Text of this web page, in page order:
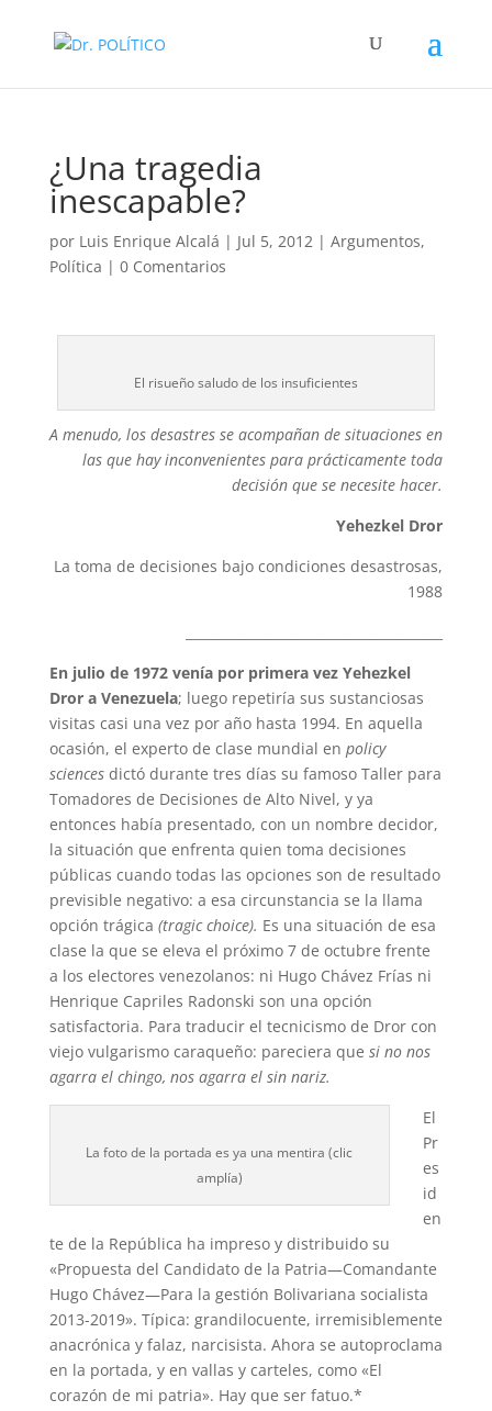
¿Una tragedia
inescapable?
por Luis Enrique Alcalá | Jul 5, 2012| Argumentos,
Política | 0 Comentarios
El risueño saludo de los insuficientes
A menudo, los desastres se acompañan de situaciones en
las que hay inconvenientes para prácticamente toda
decisión que se necesite hacer.
Yehezkel Dror
La toma de decisiones bajo condiciones desastrosas,
1988
En julio de 1972 venía por primera vez Yehezkel
Dror a Venezuela; luego repetiría sus sustanciosas
visitas casi una vez por año hasta 1994. En aquella
ocasión, el experto de clase mundial en policy
sciences dictó durante tres días su famoso Taller para
Tomadores de Decisiones de Alto Nivel, y ya
entonces había presentado, con un nombre decidor,
la situación que enfrenta quien toma decisiones
públicas cuando todas las opciones son de resultado
previsible negativo: a esa circunstancia se la llama
opción trágica (tragic choice). Es una situación de esa
clase la que se eleva el próximo 7 de octubre frente
a los electores venezolanos: ni Hugo Chávez Frías ni
Henrique Capriles Radonski son una opción
satisfactoria. Para traducir el tecnicismo de Dror con
viejo vulgarismo caraqueño: pareciera que si no nos
agarra el chingo, nos agarra el sin nariz.
La foto de la portada es ya una mentira (clic
amplía)
El
Pr
es
id
en
te de la República ha impreso y distribuido su
«Propuesta del Candidato de la Patria—Comandante
Hugo Chávez—Para la gestión Bolivariana socialista
2013-2019». Típica: grandilocuente, irremisiblemente
anacrónica y falaz, narcisista. Ahora se autoproclama
en la portada, y en vallas y carteles, como «El
corazón de mi patria». Hay que ser fatuo.*